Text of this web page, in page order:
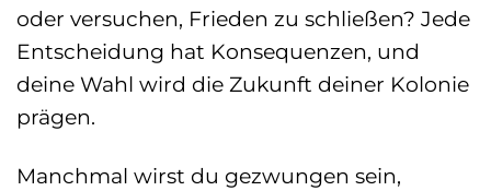
oder versuchen, Frieden zu schließen? Jede
Entscheidung hat Konsequenzen, und
deine Wahl wird die Zukunft deiner Kolonie
prägen.
Manchmal wirst du gezwungen sein,